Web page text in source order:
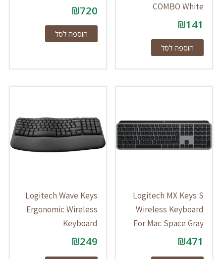
COMBO White
₪141
הוספה לסל
₪720
הוספה לסל
Logitech MX Keys S
Wireless Keyboard
For Mac Space Gray
₪471
Logitech Wave Keys
Ergonomic Wireless
Keyboard
₪249